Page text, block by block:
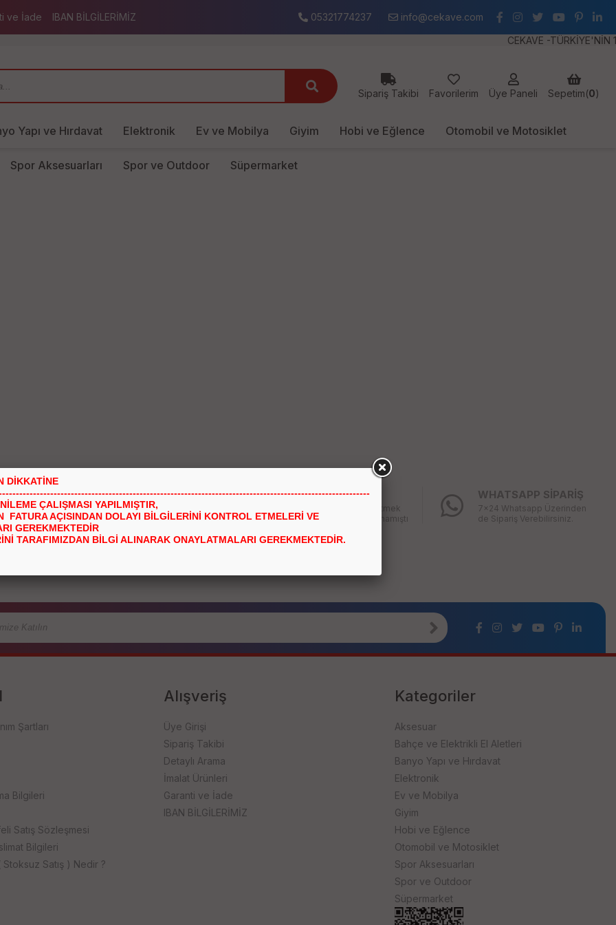
ve İade IBAN BİLGİLERİMİZ 05321774237
info@cekave.com
CEKAVE -
Sipariş Takibi Favorilerim Üye Paneli Sepetim(0)
Yapı ve Hırdavat Elektronik Ev ve Mobilya Giyim Hobi ve Eğlence Otomobil ve Motosiklet
Spor Aksesuarları Spor ve Outdoor Süpermarket
ve
fiyatlar
GÜVENLİ ÖDEME
Sİtemiz 128Mbit SSL
sertifikası ile korunmaktadır
KOLAY İADE
Aldığınız ürünü iade etmek
hiç bu kadar kolay olmamıştı
WHATSAPP SİPARİŞ
7x24 Whatsapp Üzerinden
de Sipariş Verebilirsiniz.
Şartları
Bilgileri
Satış Sözleşmesi
Bilgileri
Satış ) Nedir ?
Alışveriş
Üye Girişi
Sipariş Takibi
Detaylı Arama
İmalat Ürünleri
Garanti ve İade
IBAN BİLGİLERİMİZ
Kategoriler
Aksesuar
Bahçe ve Elektrikli El Aletleri
Banyo Yapı ve Hırdavat
Elektronik
Ev ve Mobilya
Giyim
Hobi ve Eğlence
Otomobil ve Motosiklet
Spor Aksesuarları
Spor ve Outdoor
Süpermarket
DİKKATİNE
ÇALIŞMASI YAPILMIŞTIR,
FATURA AÇISINDAN DOLAYI BİLGİLERİNİ KONTROL ETMELERİ VE
GEREKMEKTEDİR
TARAFIMIZDAN BİLGİ ALINARAK ONAYLATMALARI GEREKMEKTEDİR.